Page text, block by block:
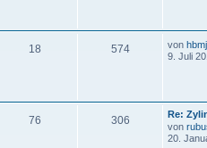
18 574 von
9. Juli
76 306
Re:
von
20.